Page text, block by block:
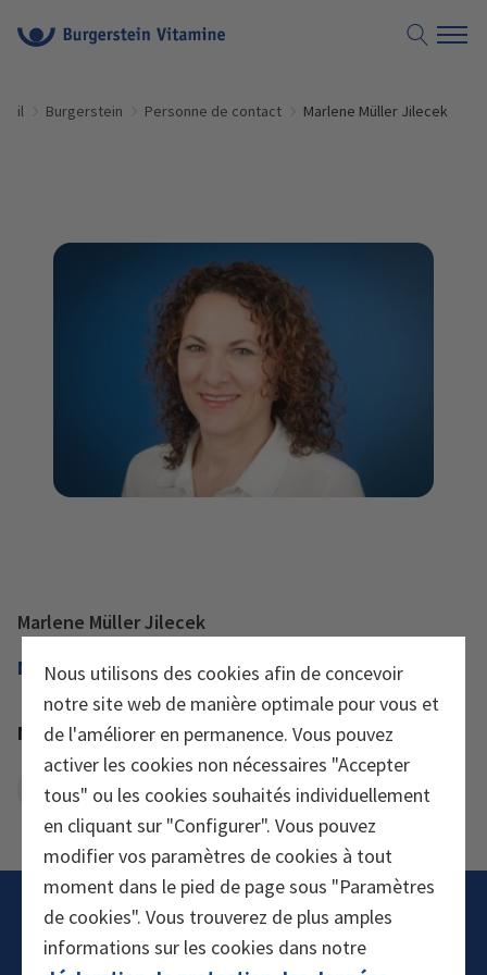
Nous utilisons des cookies afin de concevoir
notre site web de manière optimale pour vous et
de l'améliorer en permanence. Vous pouvez
activer les cookies non nécessaires "Accepter
tous" ou les cookies souhaités individuellement
en cliquant sur "Configurer". Vous pouvez
modifier vos paramètres de cookies à tout
moment dans le pied de page sous "Paramètres
de cookies". Vous trouverez de plus amples
informations sur les cookies dans notre
Burgerstein Personne de contact Marlene Müller Jilecek
Marlene Müller Jilecek
Marketing
Marketing, Brand Manager
Envoyer e-mail